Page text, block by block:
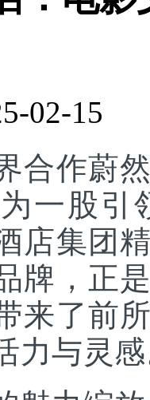
02-15
合作蔚
一股引
店集团
牌，正
来了前
力与灵